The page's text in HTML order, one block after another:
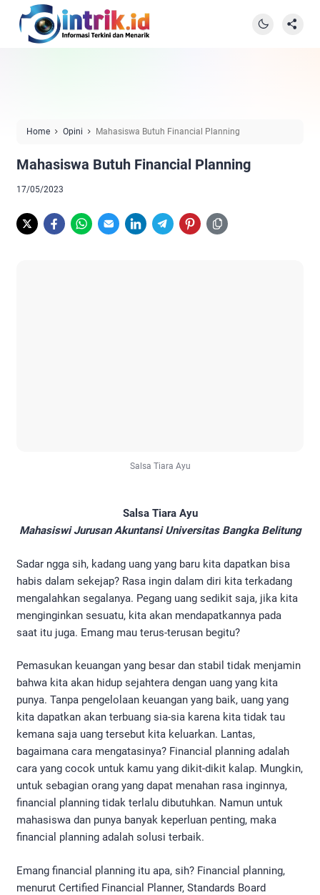
Home Opini Mahasiswa Butuh Financial Planning
Mahasiswa Butuh Financial Planning
17/05/2023
Salsa Tiara Ayu
Salsa Tiara Ayu
Mahasiswi Jurusan Akuntansi Universitas Bangka Belitung
Sadar ngga sih, kadang uang yang baru kita dapatkan bisa
habis dalam sekejap? Rasa ingin dalam diri kita terkadang
mengalahkan segalanya. Pegang uang sedikit saja, jika kita
menginginkan sesuatu, kita akan mendapatkannya pada
saat itu juga. Emang mau terus-terusan begitu?
Pemasukan keuangan yang besar dan stabil tidak menjamin
bahwa kita akan hidup sejahtera dengan uang yang kita
punya. Tanpa pengelolaan keuangan yang baik, uang yang
kita dapatkan akan terbuang sia-sia karena kita tidak tau
kemana saja uang tersebut kita keluarkan. Lantas,
bagaimana cara mengatasinya? Financial planning adalah
cara yang cocok untuk kamu yang dikit-dikit kalap. Mungkin,
untuk sebagian orang yang dapat menahan rasa inginnya,
financial planning tidak terlalu dibutuhkan. Namun untuk
mahasiswa dan punya banyak keperluan penting, maka
financial planning adalah solusi terbaik.
Emang financial planning itu apa, sih? Financial planning,
menurut Certified Financial Planner, Standards Board